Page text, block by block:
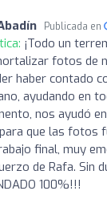
Publicada en
¡Todo un
fotos de
haber contado
ayudando en
nos ayudó
que las fotos
final, muy
de Rafa. Sin
100%!!!